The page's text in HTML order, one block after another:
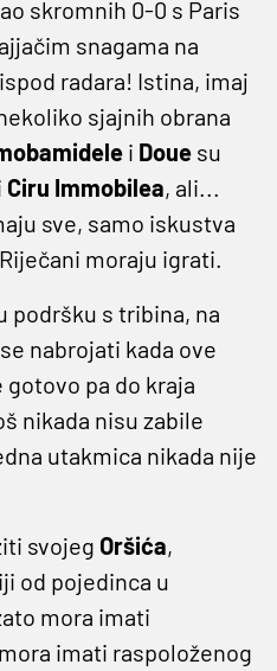
skromnih 0-0 s Paris
snagama na
radara! Istina, imaj
sjajnih obrana
i Doue su
Ciru Immobilea, ali...
sve, samo iskustva
moraju igrati.
podršku s tribina, na
nabrojati kada ove
pa do kraja
nikada nisu zabile
utakmica nikada nije
svojeg Oršića,
od pojedinca u
mora imati
imati raspoloženog